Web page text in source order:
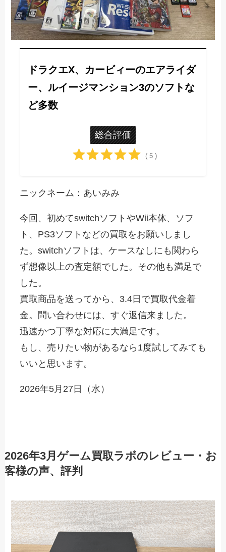
ドラクエX、カービィーのエアライダ
ー、ルイージマンション3のソフトな
ど多数
総合評価
( 5 )
ニックネーム：あいみみ
今回、初めてswitchソフトやWii本体、ソフ
ト、PS3ソフトなどの買取をお願いしまし
た。switchソフトは、ケースなしにも関わら
ず想像以上の査定額でした。その他も満足で
した。
買取商品を送ってから、3.4日で買取代金着
金。問い合わせには、すぐ返信来ました。
迅速かつ丁寧な対応に大満足です。
もし、売りたい物があるなら1度試してみても
いいと思います。
2026年5月27日（水）
2026年3月ゲーム買取ラボのレビュー・お
客様の声、評判